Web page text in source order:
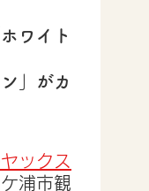
ワイト
」がカ
ヤックス
浦市観